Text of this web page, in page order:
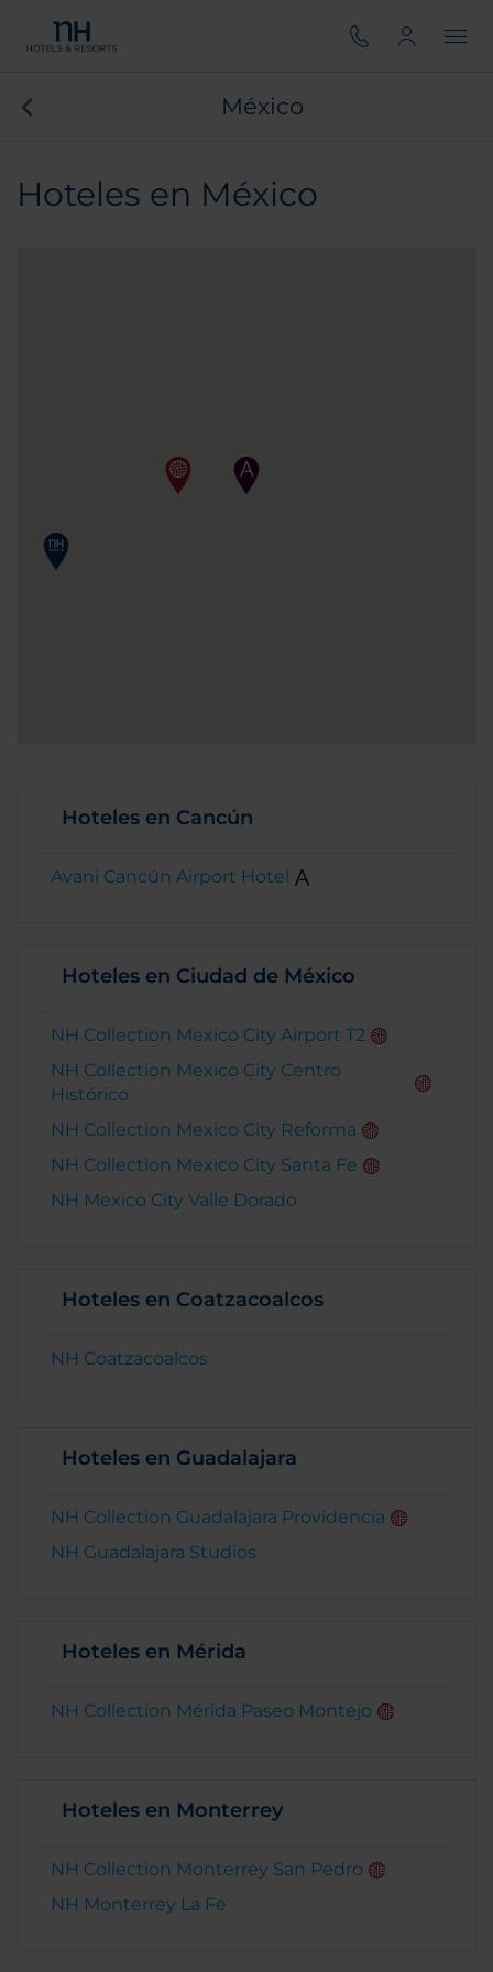
México
Hoteles en México
Hoteles en Cancún
Avani Cancún Airport Hotel
Hoteles en Ciudad de México
NH Collection Mexico City Airport T2
NH Collection Mexico City Centro
Histórico
NH Collection Mexico City Reforma
NH Collection Mexico City Santa Fe
NH Mexico City Valle Dorado
Hoteles en Coatzacoalcos
NH Coatzacoalcos
Hoteles en Guadalajara
NH Collection Guadalajara Providencia
NH Guadalajara Studios
Hoteles en Mérida
NH Collection Mérida Paseo Montejo
Hoteles en Monterrey
NH Collection Monterrey San Pedro
NH Monterrey La Fe